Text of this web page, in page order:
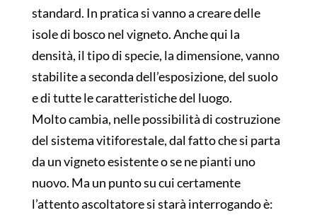
standard. In pratica si vanno a creare delle
isole di bosco nel vigneto. Anche qui la
densità, il tipo di specie, la dimensione, vanno
stabilite a seconda dell’esposizione, del suolo
e di tutte le caratteristiche del luogo.
Molto cambia, nelle possibilità di costruzione
del sistema vitiforestale, dal fatto che si parta
da un vigneto esistente o se ne pianti uno
nuovo. Ma un punto su cui certamente
l’attento ascoltatore si starà interrogando è: